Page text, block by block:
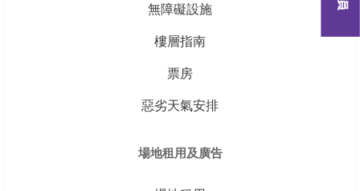
無障礙設施
樓層指南
票房
惡劣天氣安排
場地租用及廣告